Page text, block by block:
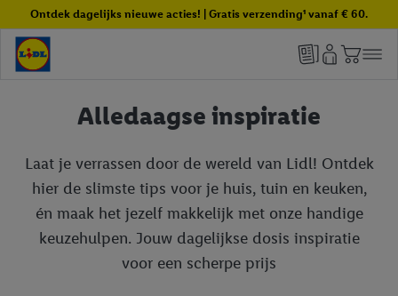
Ontdek dagelijks nieuwe acties! | Gratis verzending¹ vanaf € 60.
Alledaagse inspiratie
Laat je verrassen door de wereld van Lidl! Ontdek
hier de slimste tips voor je huis, tuin en keuken,
én maak het jezelf makkelijk met onze handige
keuzehulpen. Jouw dagelijkse dosis inspiratie
voor een scherpe prijs